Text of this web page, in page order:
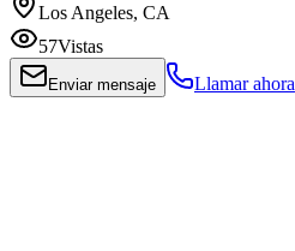
Los Angeles, CA
57Vistas
Enviar mensaje Llamar ahora